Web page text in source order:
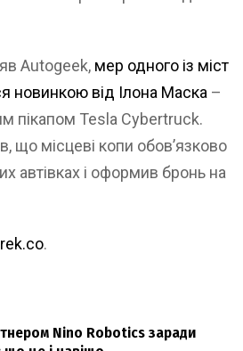
Autogeek, мер одного із міст
новинкою від Ілона Маска –
пікапом Tesla Cybertruck.
що місцеві копи обов’язково
автівках і оформив бронь на
.
Nino Robotics заради